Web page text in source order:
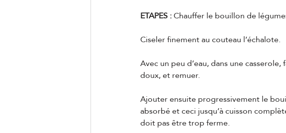
ETAPES : Chauffer le bouillon de
Ciseler finement au couteau l’échalote.
Avec un peu d’eau, dans une
doux, et remuer.
Ajouter ensuite progressivement le
absorbé et ceci jusqu’à cuisson
doit pas être trop ferme.